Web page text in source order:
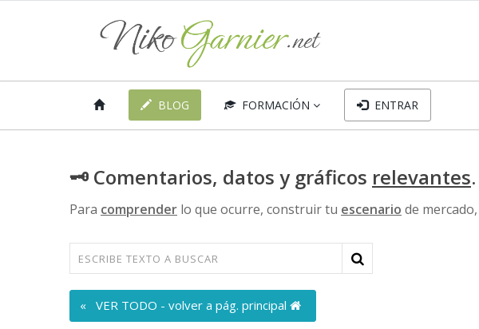
BLOG FORMACIÓN ENTRAR
🗝 Comentarios, datos y gráficos relevantes.
Para comprender lo que ocurre, construir tu escenario de
« VER TODO - volver a pág. principal